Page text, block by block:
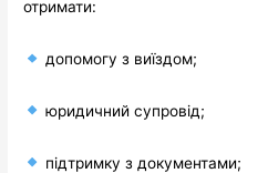
отримати:
допомогу з виїздом;
юридичний супровід;
підтримку з документами;